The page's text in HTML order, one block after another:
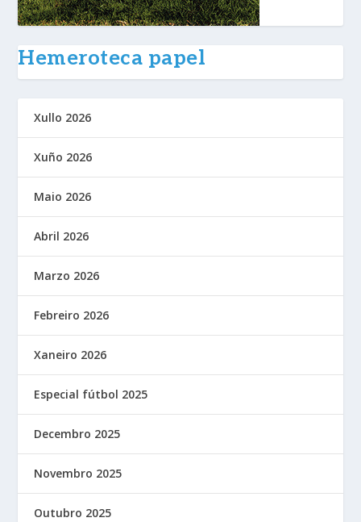
Hemeroteca papel
Xullo 2026
Xuño 2026
Maio 2026
Abril 2026
Marzo 2026
Febreiro 2026
Xaneiro 2026
Especial fútbol 2025
Decembro 2025
Novembro 2025
Outubro 2025